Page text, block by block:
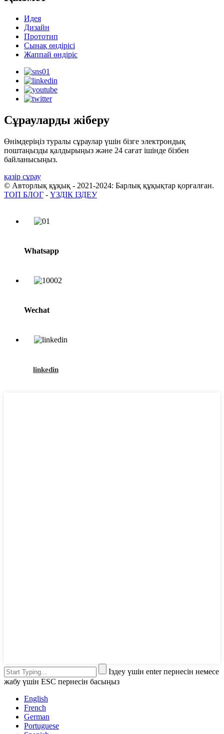
Идея
Дизайн
Прототип
Сынақ өндірісі
Жаппай өндіріс
Сұрауларды жіберу
Өнімдеріңіз туралы сұраулар үшін бізге электрондық
поштаңызды қалдырыңыз және 24 сағат ішінде бізбен
байланысыңыз.
қазір сұрау
© Авторлық құқық - 2021-2024: Барлық құқықтар қорғалған.
ТОП БЛОГ - ҮЗДІК ІЗДЕУ
Whatsapp
Wechat
linkedin
Іздеу үшін enter пернесін немесе
жабу үшін ESC пернесін басыңыз
English
French
German
Portuguese